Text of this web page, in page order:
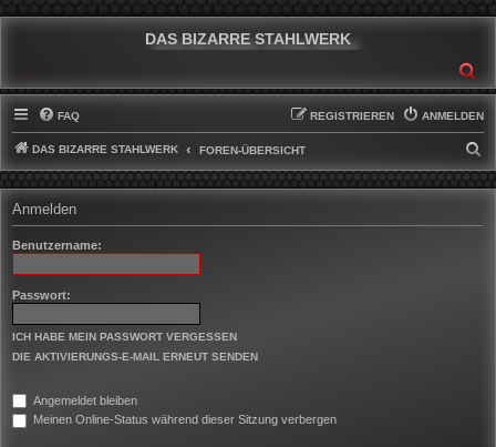
DAS BIZARRE STAHLWERK
FAQ ANMELDEN
REGISTRIEREN
DAS BIZARRE STAHLWERK FOREN-ÜBERSICHT
U
H
Anmelden
Benutzername:
Passwort:
ICH HABE MEIN PASSWORT VERGESSEN
DIE AKTIVIERUNGS-E-MAIL ERNEUT SENDEN
Angemeldet bleiben
Meinen Online-Status während dieser Sitzung verbergen